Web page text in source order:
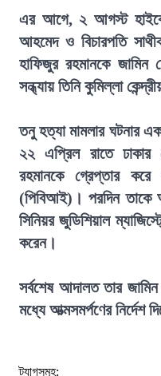
এর আগে, ২ আগস্ট
আহমেদ ও বিচারপতি
হাফিজুর রহমানকে
সন্ধ্যায় তিনি কুমিল্লা
তনু হত্যা মামলার ঘটনার
২২ এপ্রিল রাতে ঢাকার
রহমানকে গ্রেপ্তার
(পিবিআই)। পরদিন তাকে
সিনিয়র জুডিশিয়াল
করেন।
সর্বশেষ আদালত তার
মধ্যে আত্মসমর্পণের নির্দেশ
ট্যাগসমূহ: